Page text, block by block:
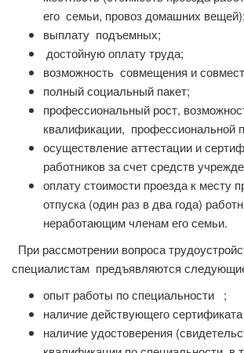
его семьи, провоз домашних вещей);
выплату подъемных;
достойную оплату труда;
возможность совмещения и
полный социальный пакет;
профессиональный рост,
квалификации, профессиональной
осуществление аттестации и
работников за счет средств
оплату стоимости проезда к месту
отпуска (один раз в два года)
неработающим членам его семьи.
При рассмотрении вопроса
специалистам предъявляются
опыт работы по специальности ;
наличие действующего
наличие удостоверения